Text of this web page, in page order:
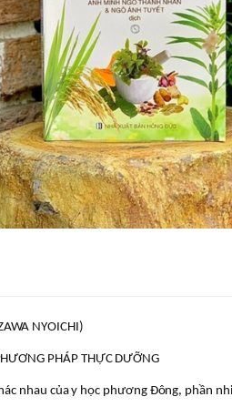
NYOICHI)
PHÁP THỰC DƯỠNG
nhau của y học phương Đông, phần